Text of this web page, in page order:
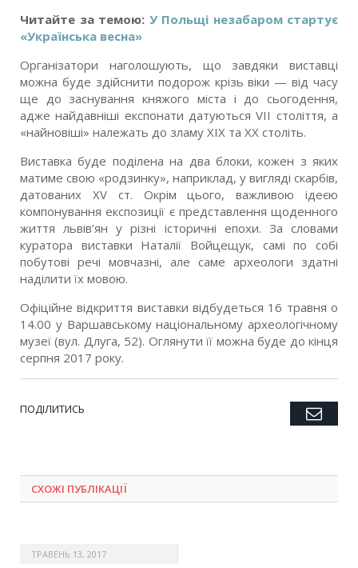
Читайте за темою: У Польщі незабаром стартує
«Українська весна»
Організатори наголошують, що завдяки виставці
можна буде здійснити подорож крізь віки — від часу
ще до заснування княжого міста і до сьогодення,
адже найдавніші експонати датуються VІІ століття, а
«найновіші» належать до зламу ХІХ та ХХ століть.
Виставка буде поділена на два блоки, кожен з яких
матиме свою «родзинку», наприклад, у вигляді скарбів,
датованих XV ст. Окрім цього, важливою ідеєю
компонування експозиції є представлення щоденного
життя львів’ян у різні історичні епохи. За словами
куратора виставки Наталії Войцещук, самі по собі
побутові речі мовчазні, але саме археологи здатні
наділити їх мовою.
Офіційне відкриття виставки відбудеться 16 травня о
14.00 у Варшавському національному археологічному
музеї (вул. Длуга, 52). Оглянути її можна буде до кінця
серпня 2017 року.
ПОДІЛИТИСЬ Twitter
Facebook
Google+
Pinterest
LinkedIn
Tumblr
СХОЖІ ПУБЛІКАЦІЇ
ТРАВЕНЬ 13, 2017